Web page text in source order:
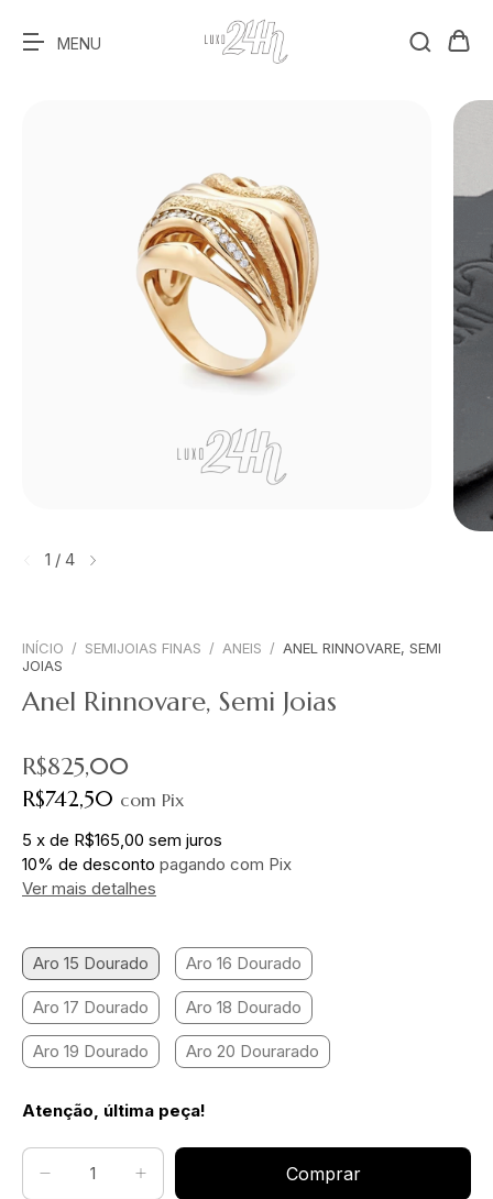
1 / 4
INÍCIO / SEMIJOIAS FINAS / ANEIS / ANEL RINNOVARE, SEMI
JOIAS
Anel Rinnovare, Semi Joias
R$825,00
R$742,50 com Pix
5 x de R$165,00 sem juros
10% de desconto pagando com Pix
Ver mais detalhes
Aro 15 Dourado Aro 16 Dourado
Aro 17 Dourado Aro 18 Dourado
Aro 19 Dourado Aro 20 Dourarado
Atenção, última peça!